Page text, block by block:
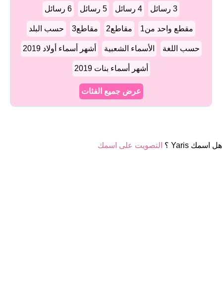
3 رسائل 4 رسائل 5 رسائل 6 رسائل
مقطع واحد من1 مقاطع2 مقاطع3 حسب البلد
حسب اللغة الأسماء الشعبية أشهر أسماء أولاد 2019
أشهر أسماء بنات 2019
عرض جميع الفئات
هل اسمك Yaris ؟ التصويت على اسمك